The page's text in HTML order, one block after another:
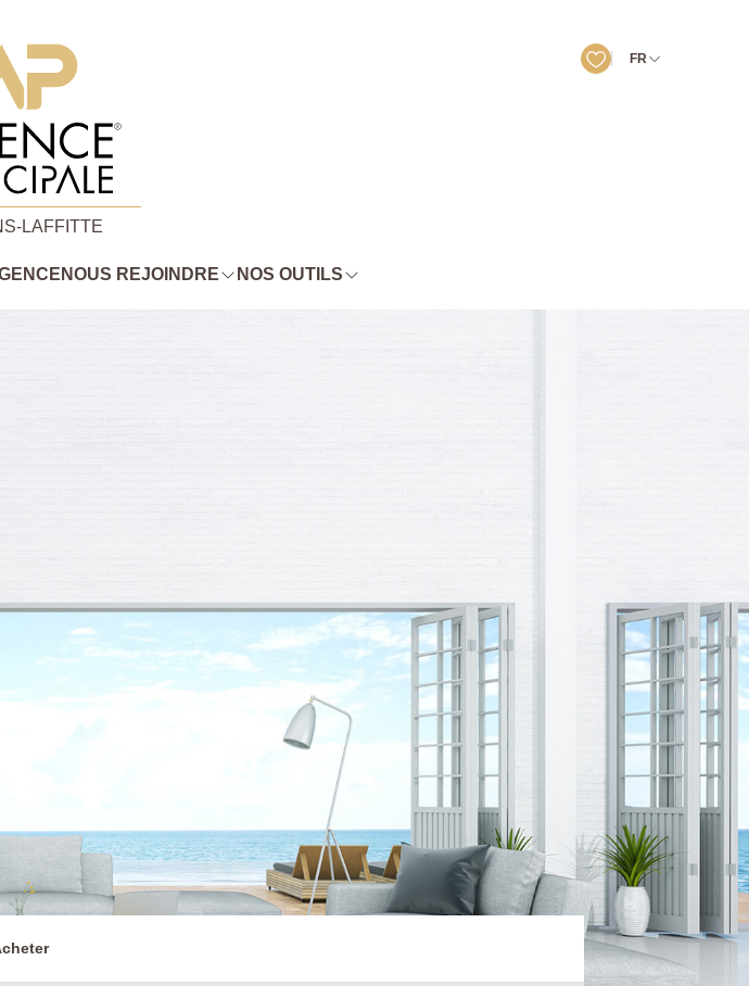
FR
LAFFITTE
NOUS REJOINDRE NOS OUTILS